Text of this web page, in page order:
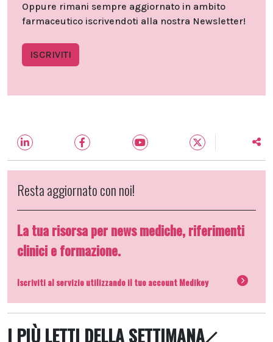
Oppure rimani sempre aggiornato in ambito
farmaceutico iscrivendoti alla nostra Newsletter!
ISCRIVITI
Resta aggiornato con noi!
La tua risorsa per news mediche, riferimenti
clinici e formazione.
Iscriviti al servizio utilizzando il tuo account Medikey
I PIÙ LETTI DELLA SETTIMANA